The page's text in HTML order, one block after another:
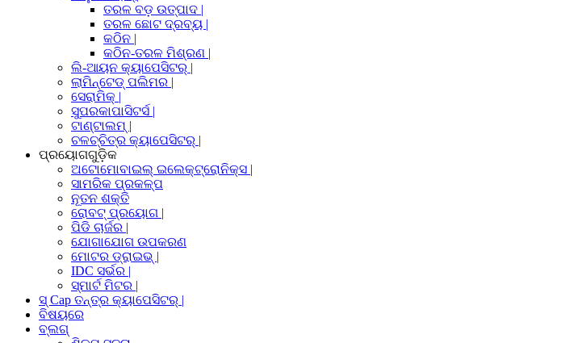
ତରଳ ବଡ଼ ଉତ୍ପାଦ |
ତରଳ ଛୋଟ ଦ୍ରବ୍ୟ |
କଠିନ |
କଠିନ-ତରଳ ମିଶ୍ରଣ |
ଲି-ଆୟନ କ୍ୟାପେସିଟର୍ |
ଲାମିନ୍ଟେଡ୍ ପଲିମର |
ସେରାମିକ୍ |
ସୁପରକାପାସିଟର୍ସ |
ଟାଣ୍ଟାଲମ୍ |
ଚଳଚ୍ଚିତ୍ର କ୍ୟାପେସିଟର୍ |
ପ୍ରୟୋଗଗୁଡ଼ିକ
ଅଟୋମୋବାଇଲ୍ ଇଲେକ୍ଟ୍ରୋନିକ୍ସ |
ସାମରିକ ପ୍ରକଳ୍ପ
ନୂତନ ଶକ୍ତି
ରୋବଟ୍ ପ୍ରୟୋଗ |
ପିଡି ଚାର୍ଜର |
ଯୋଗାଯୋଗ ଉପକରଣ
ମୋଟର ଡ୍ରାଇଭ୍ |
IDC ସର୍ଭର |
ସ୍ମାର୍ଟ ମିଟର |
ସ୍ Cap ତନ୍ତ୍ର କ୍ୟାପେସିଟର୍ |
ବିଷୟରେ
ବ୍ଲଗ୍